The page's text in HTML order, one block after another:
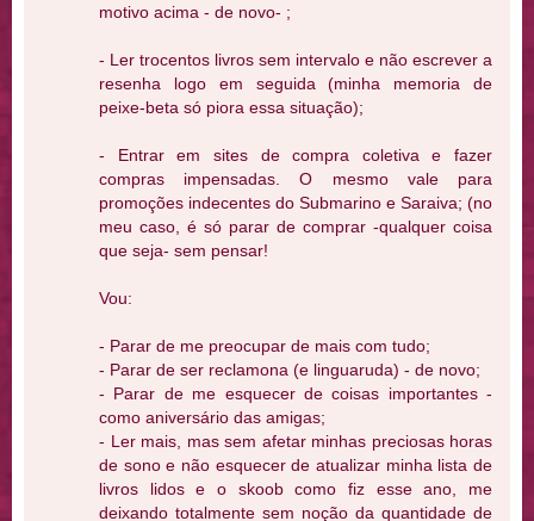
motivo acima - de novo- ;
- Ler trocentos livros sem intervalo e não escrever a
resenha logo em seguida (minha memoria de
peixe-beta só piora essa situação);
- Entrar em sites de compra coletiva e fazer
compras impensadas. O mesmo vale para
promoções indecentes do Submarino e Saraiva; (no
meu caso, é só parar de comprar -qualquer coisa
que seja- sem pensar!
Vou:
- Parar de me preocupar de mais com tudo;
- Parar de ser reclamona (e linguaruda) - de novo;
- Parar de me esquecer de coisas importantes -
como aniversário das amigas;
- Ler mais, mas sem afetar minhas preciosas horas
de sono e não esquecer de atualizar minha lista de
livros lidos e o skoob como fiz esse ano, me
deixando totalmente sem noção da quantidade de